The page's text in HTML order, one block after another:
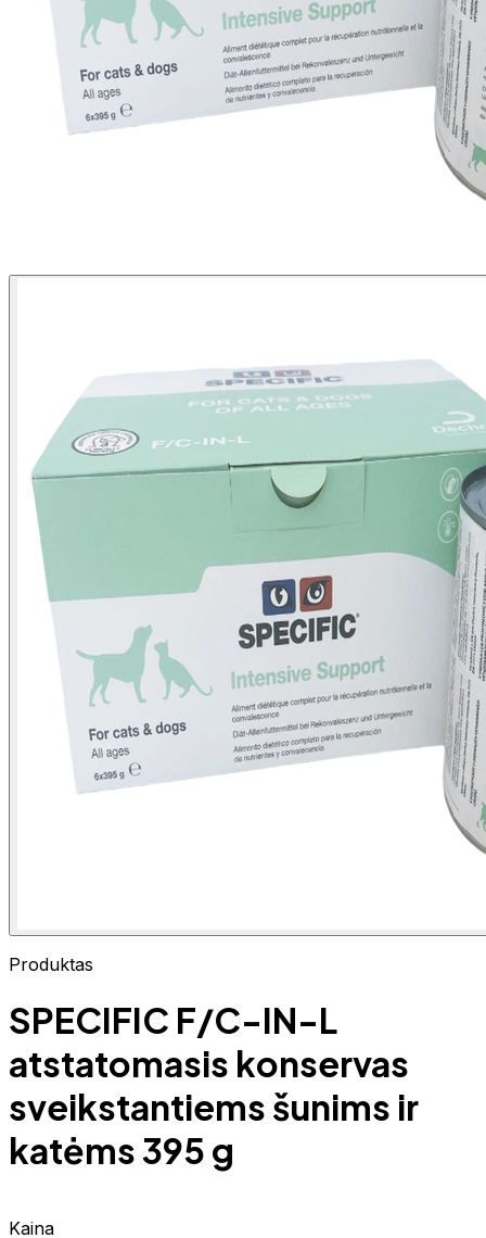
Produktas
SPECIFIC F/C-IN-L
atstatomasis konservas
sveikstantiems šunims ir
katėms 395 g
Kaina